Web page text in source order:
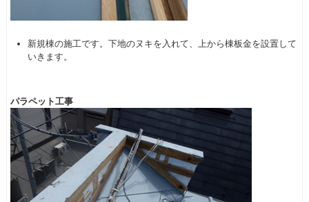
新規棟の施工です。下地のヌキを入れて、上から棟板金を設置して
いきます。
パラペット工事